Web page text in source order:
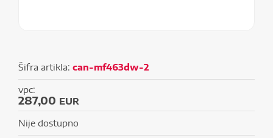
Šifra artikla: can-mf463dw-2
vpc:
287,00 EUR
Nije dostupno